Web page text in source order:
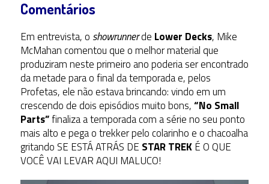
Comentários
Em entrevista, o showrunnerde Lower Decks, Mike
McMahan comentou que o melhor material que
produziram neste primeiro ano poderia ser encontrado
da metade para o final da temporada e, pelos
Profetas, ele não estava brincando: vindo em um
crescendo de dois episódios muito bons,“No Small
Parts”finaliza a temporada com a série no seu ponto
mais alto e pega o trekker pelo colarinho e o chacoalha
gritando SE ESTÁ ATRÁS DE STAR TREKÉ O QUE
VOCÊ VAI LEVAR AQUI MALUCO!